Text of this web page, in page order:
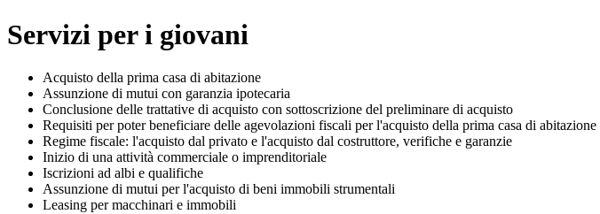
Servizi per i giovani
Acquisto della prima casa di abitazione
Assunzione di mutui con garanzia ipotecaria
Conclusione delle trattative di acquisto con sottoscrizione del preliminare di acquisto
Requisiti per poter beneficiare delle agevolazioni fiscali per l'acquisto della prima casa di abitazione
Regime fiscale: l'acquisto dal privato e l'acquisto dal costruttore, verifiche e garanzie
Inizio di una attività commerciale o imprenditoriale
Iscrizioni ad albi e qualifiche
Assunzione di mutui per l'acquisto di beni immobili strumentali
Leasing per macchinari e immobili